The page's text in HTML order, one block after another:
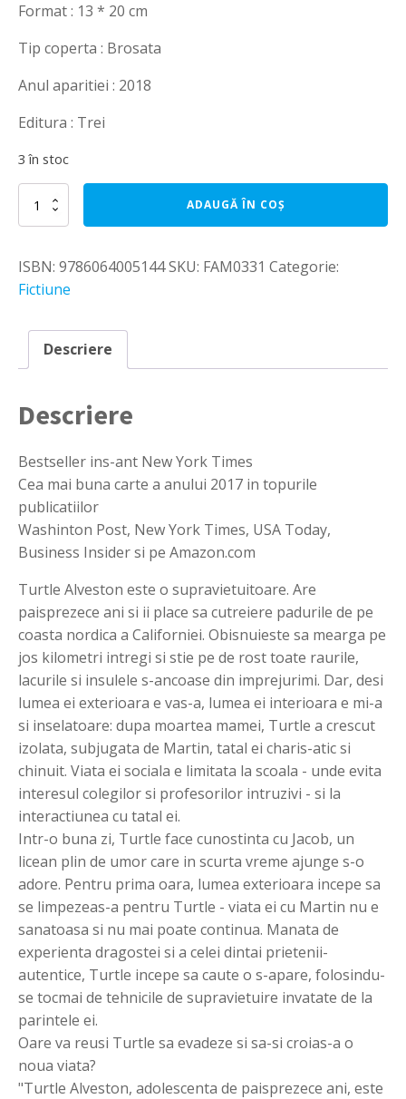
Format : 13 * 20 cm
Tip coperta : Brosata
Anul aparitiei : 2018
Editura : Trei
3 în stoc
Cantitate
Gabriel
ADAUGĂ ÎN COȘ
ISBN: 9786064005144SKU: FAM0331 Categorie:
Fictiune
Descriere
Descriere
Bestseller ins-ant New York Times
Cea mai buna carte a anului 2017 in topurile
publicatiilor
Washinton Post, New York Times, USA Today,
Business Insider si pe Amazon.com
Turtle Alveston este o supravietuitoare. Are
paisprezece ani si ii place sa cutreiere padurile de pe
coasta nordica a Californiei. Obisnuieste sa mearga pe
jos kilometri intregi si stie pe de rost toate raurile,
lacurile si insulele s-ancoase din imprejurimi. Dar, desi
lumea ei exterioara e vas-a, lumea ei interioara e mi-a
si inselatoare: dupa moartea mamei, Turtle a crescut
izolata, subjugata de Martin, tatal ei charis-atic si
chinuit. Viata ei sociala e limitata la scoala - unde evita
interesul colegilor si profesorilor intruzivi - si la
interactiunea cu tatal ei.
Intr-o buna zi, Turtle face cunostinta cu Jacob, un
licean plin de umor care in scurta vreme ajunge s-o
adore. Pentru prima oara, lumea exterioara incepe sa
se limpezeas-a pentru Turtle - viata ei cu Martin nu e
sanatoasa si nu mai poate continua. Manata de
experienta dragostei si a celei dintai prietenii-
autentice, Turtle incepe sa caute o s-apare, folosindu-
se tocmai de tehnicile de supravietuire invatate de la
parintele ei.
Oare va reusi Turtle sa evadeze si sa-si croias-a o
noua viata?
"Turtle Alveston, adolescenta de paisprezece ani, este